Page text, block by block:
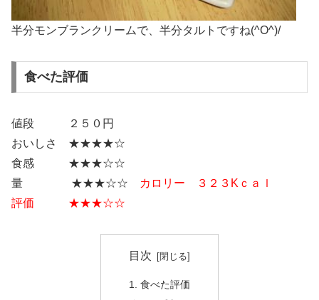
半分モンブランクリームで、半分タルトですね(^O^)/
食べた評価
値段 ２５０円
おいしさ ★★★★☆
食感 ★★★☆☆
量 ★★★☆☆
カロリー ３２３Kｃａｌ
評価 ★★★☆☆
目次
食べた評価